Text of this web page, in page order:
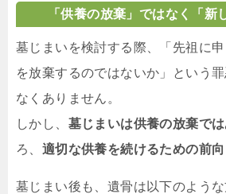
「供養の放棄」ではなく「新
墓じまいを検討する際、「先祖に
を放棄するのではないか」という
なくありません。
しかし、 墓じまいは供養の放棄で
ろ、 適切な供養を続けるための前
墓じまい後も、遺骨は以下のよう